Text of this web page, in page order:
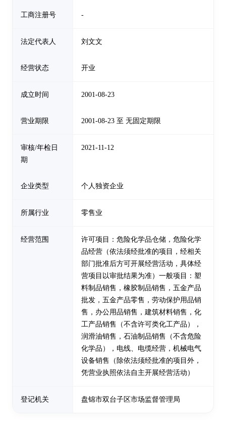
工商注册号 -
法定代表人 刘文文
经营状态 开业
成立时间 2001-08-23
营业期限 2001-08-23 至 无固定期限
审核/年检日
期
2021-11-12
企业类型 个人独资企业
所属行业 零售业
经营范围
许可项目：危险化学品仓储，危险化学
品经营（依法须经批准的项目，经相关
部门批准后方可开展经营活动，具体经
营项目以审批结果为准）一般项目：塑
料制品销售，橡胶制品销售，五金产品
批发，五金产品零售，劳动保护用品销
售，办公用品销售，建筑材料销售，化
工产品销售（不含许可类化工产品），
润滑油销售，石油制品销售（不含危险
化学品），电线、电缆经营，机械电气
设备销售（除依法须经批准的项目外，
凭营业执照依法自主开展经营活动）
登记机关 盘锦市双台子区市场监督管理局